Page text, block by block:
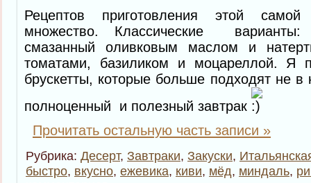
Рецептов приготовления этой самой
множество. Классические варианты:
смазанный оливковым маслом и
томатами, базиликом и моцареллой. Я
брускетты, которые больше подходят не в
полноценный и полезный завтрак
Прочитать остальную часть записи »
Рубрика: Десерт, Завтраки, Закуски,
быстро, вкусно, ежевика, киви, мёд, миндаль,